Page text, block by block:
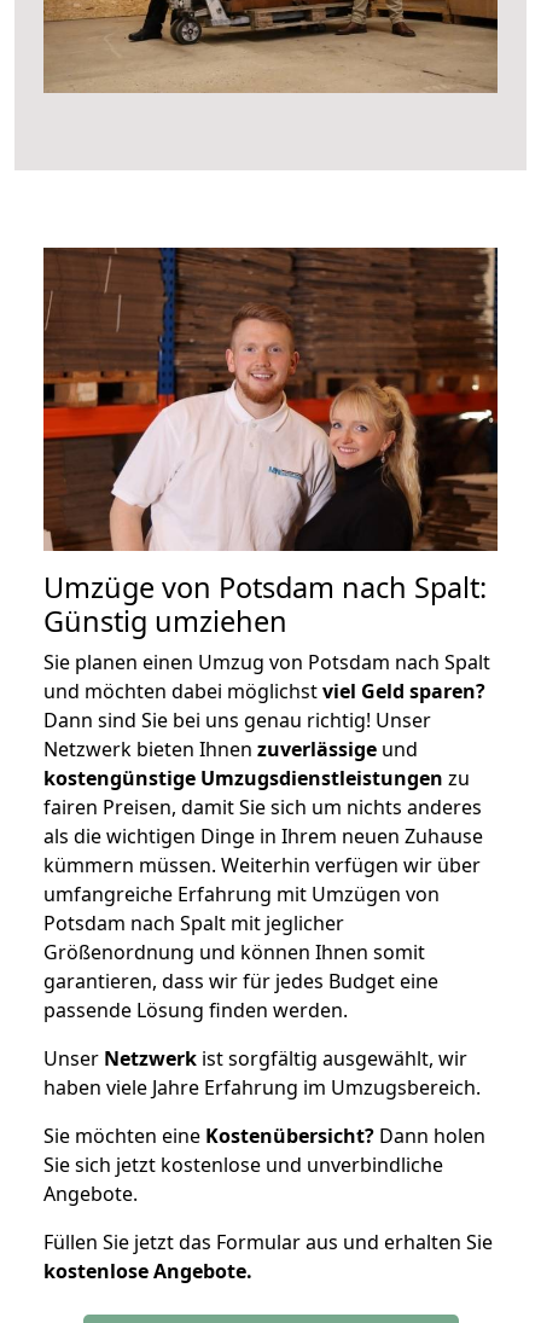
Umzüge von Potsdam nach Spalt:
Günstig umziehen
Sie planen einen Umzug von Potsdam nach Spalt
und möchten dabei möglichstviel Geld sparen?
Dann sind Sie bei uns genau richtig! Unser
Netzwerk bieten Ihnen zuverlässige und
kostengünstige Umzugsdienstleistungen zu
fairen Preisen, damit Sie sich um nichts anderes
als die wichtigen Dinge in Ihrem neuen Zuhause
kümmern müssen. Weiterhin verfügen wir über
umfangreiche Erfahrung mit Umzügen von
Potsdam nach Spalt mit jeglicher
Größenordnung und können Ihnen somit
garantieren, dass wir für jedes Budget eine
passende Lösung finden werden.
Unser Netzwerk ist sorgfältig ausgewählt, wir
haben viele Jahre Erfahrung im Umzugsbereich.
Sie möchten eine Kostenübersicht? Dann holen
Sie sich jetzt kostenlose und unverbindliche
Angebote.
Füllen Sie jetzt das Formular aus und erhalten Sie
kostenloseAngebote.